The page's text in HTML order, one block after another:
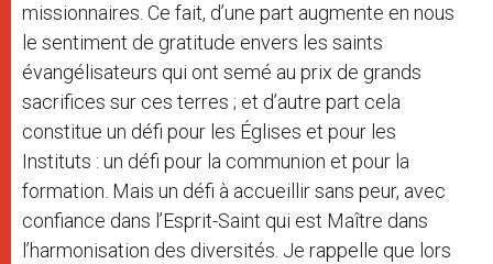
missionnaires. Ce fait, d’une part augmente en nous
le sentiment de gratitude envers les saints
évangélisateurs qui ont semé au prix de grands
sacrifices sur ces terres ; et d’autre part cela
constitue un défi pour les Églises et pour les
Instituts : un défi pour la communion et pour la
formation. Mais un défi à accueillir sans peur, avec
confiance dans l’Esprit-Saint qui est Maître dans
l’harmonisation des diversités. Je rappelle que lors